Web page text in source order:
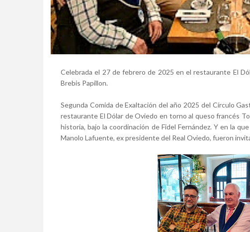
Celebrada el 27 de febrero de 2025 en el restaurante El
Brebis Papillon.
Segunda Comida de Exaltación del año 2025 del Círculo
restaurante El Dólar de Oviedo en torno al queso francés
historia, bajo la coordinación de Fidel Fernández. Y en la
Manolo Lafuente, ex presidente del Real Oviedo, fueron